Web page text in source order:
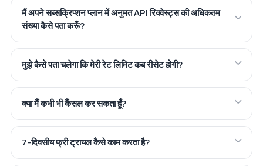
मैं अपने सब्सक्रिप्शन प्लान में अनुमत API रिक्वेस्ट्स की अधिकतम
संख्या कैसे पता करूँ?
मुझे कैसे पता चलेगा कि मेरी रेट लिमिट कब रीसेट होगी?
क्या मैं कभी भी कैंसल कर सकता हूँ?
7-दिवसीय फ्री ट्रायल कैसे काम करता है?